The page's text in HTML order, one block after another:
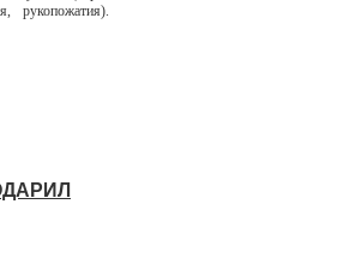
рукопожатия).